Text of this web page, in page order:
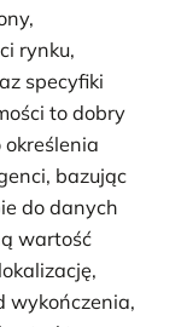
rynku,
specyfiki
to dobry
bazując
do danych
wartość
wykończenia,